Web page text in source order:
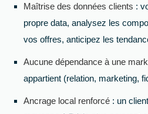
Maîtrise des données clients :
propre data, analysez les
vos offres, anticipez les
Aucune dépendance à une
appartient (relation, marketing,
Ancrage local renforcé : un